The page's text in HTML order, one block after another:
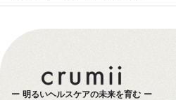
明るいヘルスケアの未来を育む